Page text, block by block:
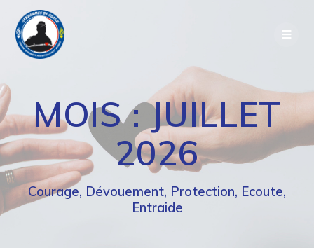
MOIS :JUILLET
2026
Courage, Dévouement, Protection, Ecoute,
Entraide